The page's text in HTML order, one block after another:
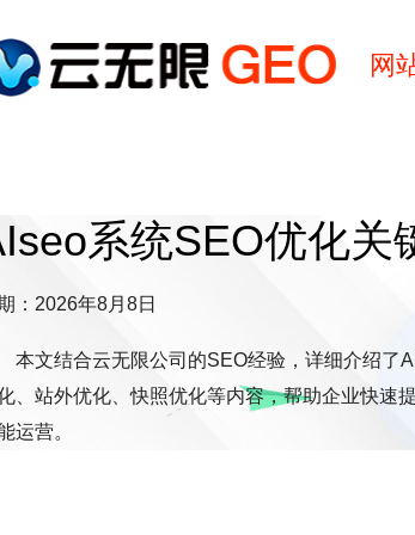
网
系统SEO优化关
：2026年8月8日
本文结合云无限公司的SEO经验，详细介绍了
、站外优化、快照优化等内容，帮助企业快速
运营。